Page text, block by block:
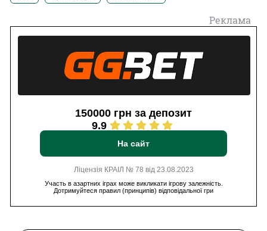
Реклама
150000 грн за депозит
9.9
На сайт
Ліцензія КРАІЛ № 78 від 23.08.2023
Участь в азартних іграх може викликати ігрову залежність.
Дотримуйтеся правил (принципів) відповідальної гри